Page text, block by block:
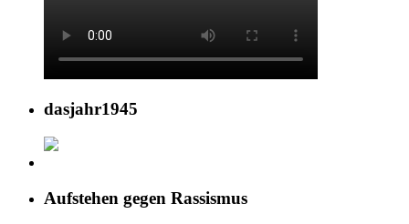
dasjahr1945
Aufstehen gegen Rassismus